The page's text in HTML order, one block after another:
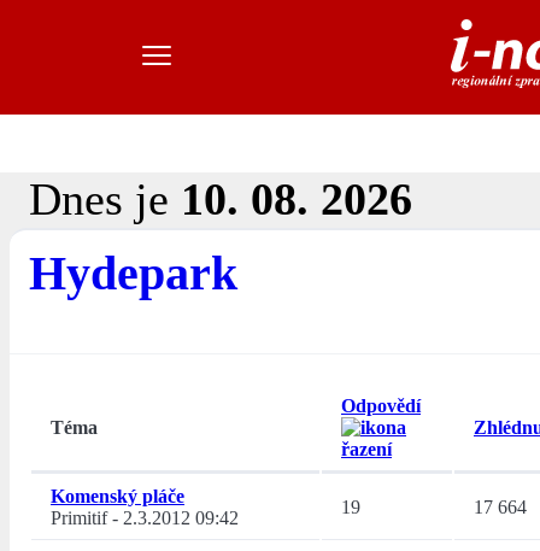
Dnes je 10. 08. 2026
Hydepark
Téma
Odpovědí
Komenský pláče
Primitif- 2.3.2012 09:42
19 17 664